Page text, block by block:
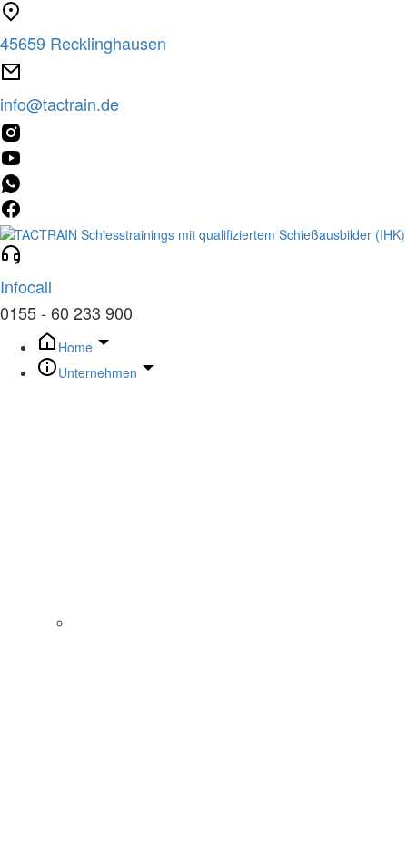
Zum
Inhalt
springen
45659 Recklinghausen
info@tactrain.de
Infocall
0155 - 60 233 900
Home
Unternehmen